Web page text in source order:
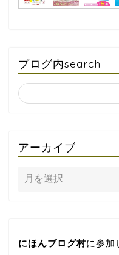
ブログ内search
アーカイブ
にほんブログ村に参加